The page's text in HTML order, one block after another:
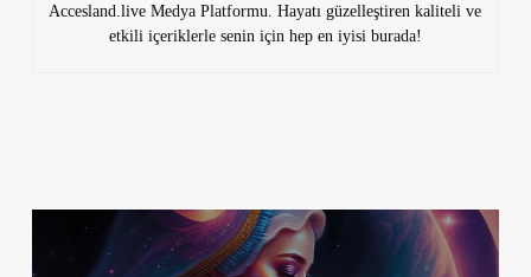
Accesland.live Medya Platformu. Hayatı güzelleştiren kaliteli ve
etkili içeriklerle senin için hep en iyisi burada!